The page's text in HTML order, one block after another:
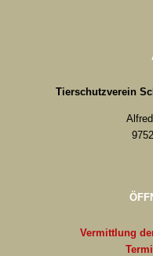
Tierschutzverein
Vermittlung